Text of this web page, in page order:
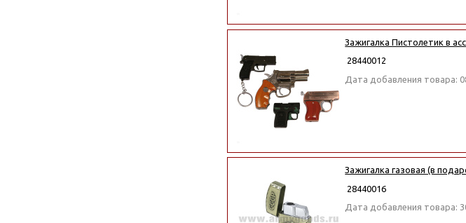
Зажигалка Пистолетик в
28440012
Дата добавления товара:
Зажигалка газовая (в
28440016
Дата добавления товара: